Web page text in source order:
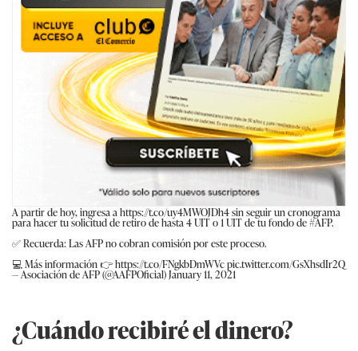
A partir de hoy, ingresa ahttps://t.co/uy4MWOJDh4sin seguir un cronograma
para hacer tu solicitud de retiro de hasta 4 UIT o 1 UIT de tu fondo de#AFP.
✅ Recuerda: Las AFP no cobran comisión por este proceso.
💻 Más información 👉https://t.co/FNgkbDmWVcpic.twitter.com/GsXhsdIr2Q
— Asociación de AFP (@AAFPOficial)January 11, 2021
¿Cuándo recibiré el dinero?